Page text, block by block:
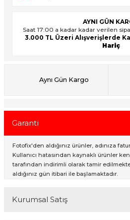
Setleri
AYNI GÜN
Saat 17:00 a kadar kadar verilen
3.000 TL Üzeri Alışverişlerde
Hariç
Aynı Gün Kargo
Garanti
Fotofix'den aldığınız ürünler, adınıza
Kullanıcı hatasından kaynaklı ürünler
tarafından indirimli olarak tamir
aldığınız gün itibari ile başlamaktadır.
Kurumsal Satış